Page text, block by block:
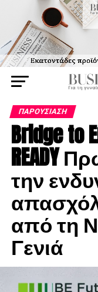
ΠΑΡΟΥΣΊΑΣΗ
Bridge to
READY
την
από τη
Γενιά